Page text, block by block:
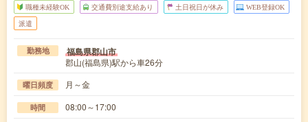
職種未経験OK 交通費別途支給あり 土日祝日が休み WEB登録OK
派遣
勤務地 福島県郡山市
郡山(福島県)駅から車26分
曜日頻度 月～金
時間 08:00～17:00